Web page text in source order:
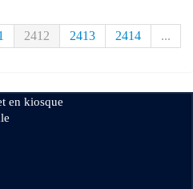
2412 2413 2414
...
en kiosque